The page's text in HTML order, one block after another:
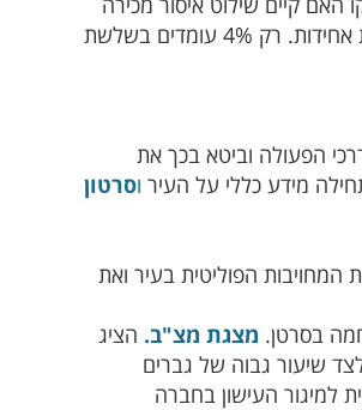
לקטינים, האם לפי התקן, האם עומדים באיסור הצגת מוצרי העישון מכירה והאם עומדים בחובת אריזות אחידות. רק 4% עומדים בשלשת
הפעולה וביטא בכך את
מידע כללי על העיר וסרטון
המחויבות הפוליטית בעיר ואת
בסרטן. מצגת מצ"ב. הציג
שיעור גבוה של גברים
למיגור העישון בחברה